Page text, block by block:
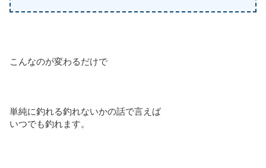
こんなのが変わるだけで
単純に釣れる釣れないかの話で言えば
いつでも釣れます。